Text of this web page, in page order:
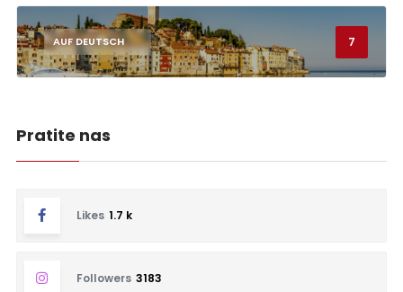
AUF DEUTSCH 7
Pratite nas
Likes 1.7 k
Followers 3183